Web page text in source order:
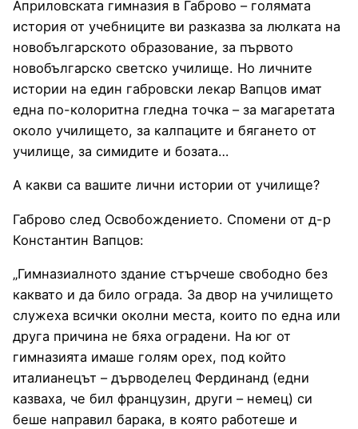
Априловската гимназия в Габрово – голямата
история от учебниците ви разказва за люлката на
новобългарското образование, за първото
новобългарско светско училище. Но личните
истории на един габровски лекар Вапцов имат
една по-колоритна гледна точка – за магаретата
около училището, за калпаците и бягането от
училище, за симидите и бозата…
А какви са вашите лични истории от училище?
Габрово след Освобождението. Спомени от д-р
Константин Вапцов:
„Гимназиалното здание стърчеше свободно без
каквато и да било ограда. За двор на училището
служеха всички околни места, които по една или
друга причина не бяха оградени. На юг от
гимназията имаше голям орех, под който
италианецът – дърводелец Фердинанд (едни
казваха, че бил французин, други – немец) си
беше направил барака, в която работеше и